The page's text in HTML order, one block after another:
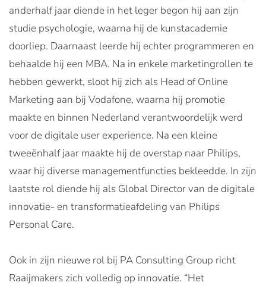
anderhalf jaar diende in het leger begon hij aan zijn
studie psychologie, waarna hij de kunstacademie
doorliep. Daarnaast leerde hij echter programmeren en
behaalde hij een MBA. Na in enkele marketingrollen te
hebben gewerkt, sloot hij zich als Head of Online
Marketing aan bij Vodafone, waarna hij promotie
maakte en binnen Nederland verantwoordelijk werd
voor de digitale user experience. Na een kleine
tweeënhalf jaar maakte hij de overstap naar Philips,
waar hij diverse managementfuncties bekleedde. In zijn
laatste rol diende hij als Global Director van de digitale
innovatie- en transformatieafdeling van Philips
Personal Care.
Ook in zijn nieuwe rol bij PA Consulting Group richt
Raaijmakers zich volledig op innovatie. “Het